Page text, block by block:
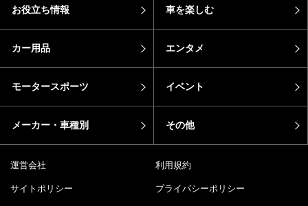
お役立ち情報 車を楽しむ
カー用品 エンタメ
モータースポーツ イベント
メーカー・車種別 その他
運営会社 利用規約
サイトポリシー プライバシーポリシー